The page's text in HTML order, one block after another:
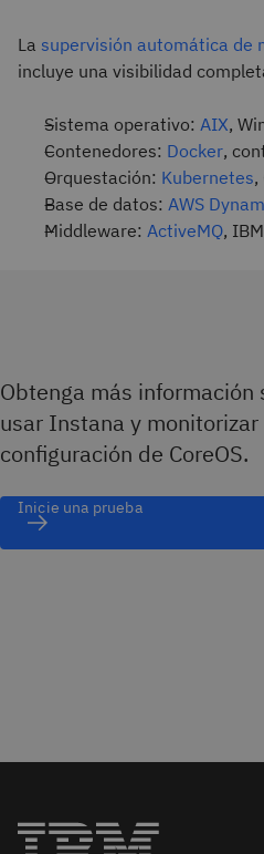
La supervisión automática de
incluye una visibilidad
Sistema operativo: AIX,
Contenedores: Docker,
Orquestación: Kubernetes,
Base de datos: AWS
Middleware: ActiveMQ,
Obtenga más información
usar Instana y
configuración de CoreOS.
Inicie una prueba